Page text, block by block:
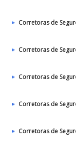
Corretoras de
Corretoras de
Corretoras de
Corretoras de
Corretoras de